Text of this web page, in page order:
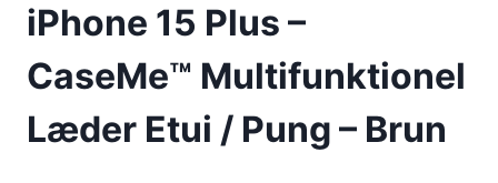
iPhone 15 Plus –
CaseMe™ Multifunktionel
Læder Etui / Pung – Brun